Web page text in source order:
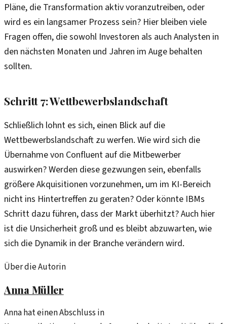
Pläne, die Transformation aktiv voranzutreiben, oder
wird es ein langsamer Prozess sein? Hier bleiben viele
Fragen offen, die sowohl Investoren als auch Analysten in
den nächsten Monaten und Jahren im Auge behalten
sollten.
Schritt 7: Wettbewerbslandschaft
Schließlich lohnt es sich, einen Blick auf die
Wettbewerbslandschaft zu werfen. Wie wird sich die
Übernahme von Confluent auf die Mitbewerber
auswirken? Werden diese gezwungen sein, ebenfalls
größere Akquisitionen vorzunehmen, um im KI-Bereich
nicht ins Hintertreffen zu geraten? Oder könnte IBMs
Schritt dazu führen, dass der Markt überhitzt? Auch hier
ist die Unsicherheit groß und es bleibt abzuwarten, wie
sich die Dynamik in der Branche verändern wird.
Über die Autorin
Anna Müller
Anna hat einen Abschluss in